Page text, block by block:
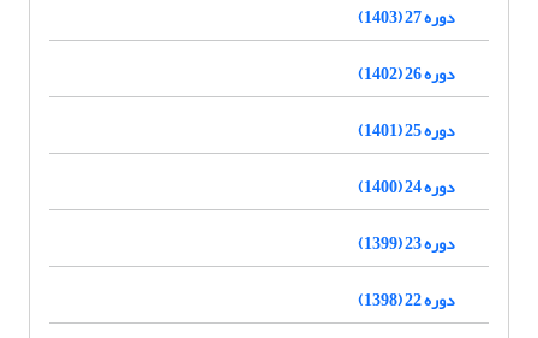
دوره 27 (1403)
دوره 26 (1402)
دوره 25 (1401)
دوره 24 (1400)
دوره 23 (1399)
دوره 22 (1398)